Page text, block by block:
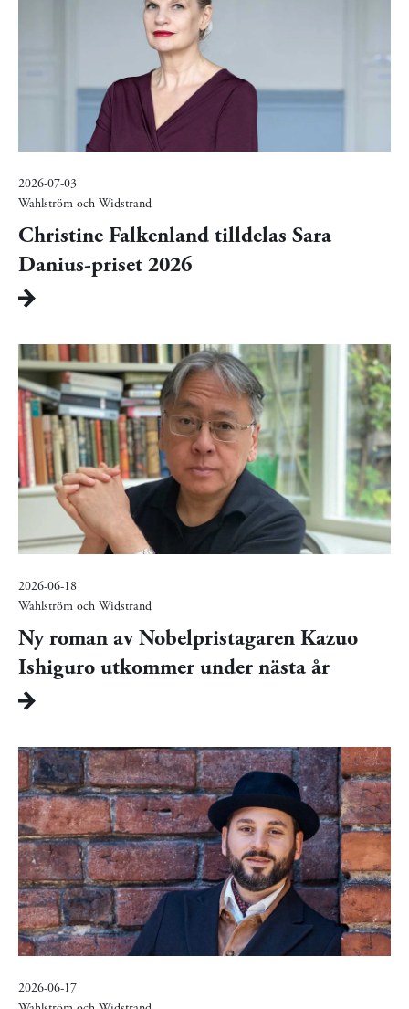
2026-07-03
Wahlström och Widstrand
Christine Falkenland tilldelas Sara
Danius-priset 2026
2026-06-18
Wahlström och Widstrand
Ny roman av Nobelpristagaren Kazuo
Ishiguro utkommer under nästa år
2026-06-17